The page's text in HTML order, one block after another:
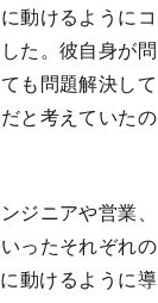
動けるようにコ
た。彼自身が問
も問題解決して
と考えていたの
ジニアや営業、
ったそれぞれの
動けるように導